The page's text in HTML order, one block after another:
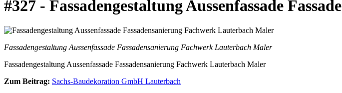
#327 - Fassadengestaltung Aussenfassade
Fassadengestaltung Aussenfassade Fassadensanierung Fachwerk Lauterbach Maler
Fassadengestaltung Aussenfassade Fassadensanierung Fachwerk Lauterbach Maler
Zum Beitrag: Sachs-Baudekoration GmbH Lauterbach